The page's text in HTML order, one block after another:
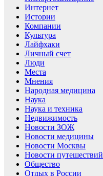
Интернет
Истории
Компании
Культура
Лайфхаки
Личный счет
Люди
Места
Мнения
Народная медицина
Наука
Наука и техника
Недвижимость
Новости ЗОЖ
Новости медицины
Новости Москвы
Новости путешествий
Общество
Отдых в России